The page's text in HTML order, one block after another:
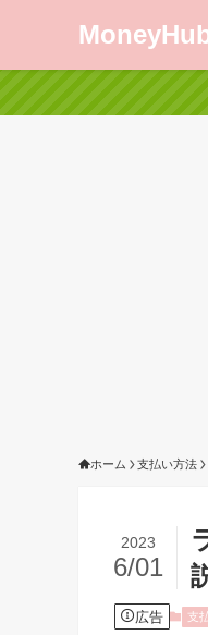
ホーム 支払い方法
2023
6/01
広告 支